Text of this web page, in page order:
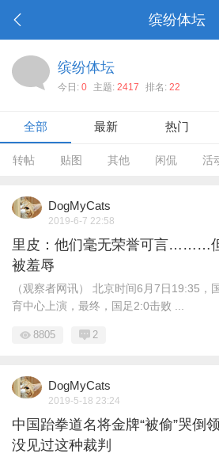
缤纷体坛
缤纷体坛
今日: 0 主题: 2417 排名: 22
全部 最新 热门
转帖 贴图 其他 闲侃 活
DogMyCats
2019-6-7 22:58
里皮：他们毫无荣誉可言………
被羞辱
（观察者网讯） 北京时间6月7日19:35，
育中心上演，最终，国足2:0击败 ...
8805 2
DogMyCats
2019-5-18 23:24
中国跆拳道名将金牌“被偷”哭倒
没见过这种裁判